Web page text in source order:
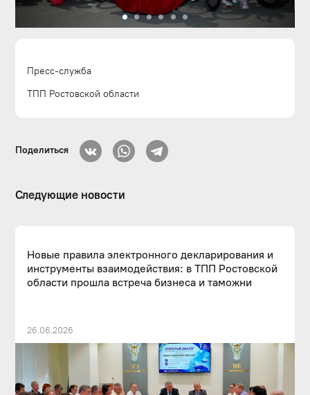
Пресс-служба
ТПП Ростовской области
Поделиться
Следующие новости
Новые правила электронного декларирования и
инструменты взаимодействия: в ТПП Ростовской
области прошла встреча бизнеса и таможни
26.06.2026